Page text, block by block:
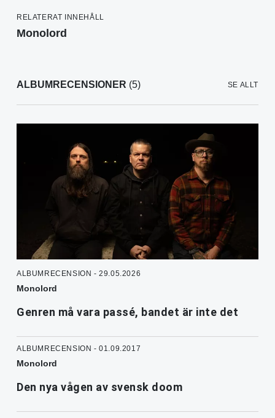
RELATERAT INNEHÅLL
Monolord
ALBUMRECENSIONER (5) SE ALLT
ALBUMRECENSION - 29.05.2026
Monolord
Genren må vara passé, bandet är inte det
ALBUMRECENSION - 01.09.2017
Monolord
Den nya vågen av svensk doom